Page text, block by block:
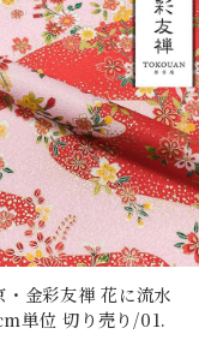
金彩友禅 花に流水
単位 切り売り/01.